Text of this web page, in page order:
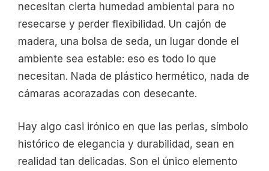
necesitan cierta humedad ambiental para no
resecarse y perder flexibilidad. Un cajón de
madera, una bolsa de seda, un lugar donde el
ambiente sea estable: eso es todo lo que
necesitan. Nada de plástico hermético, nada de
cámaras acorazadas con desecante.
Hay algo casi irónico en que las perlas, símbolo
histórico de elegancia y durabilidad, sean en
realidad tan delicadas. Son el único elemento